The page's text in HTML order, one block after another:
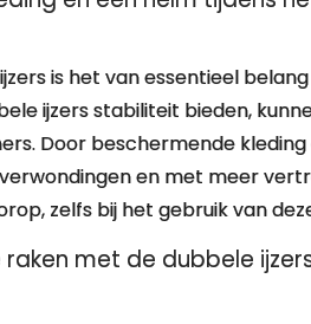
is het van essentieel
ijzers stabiliteit bieden,
Door beschermende
en met meer
zelfs bij het gebruik van
met de dubbele